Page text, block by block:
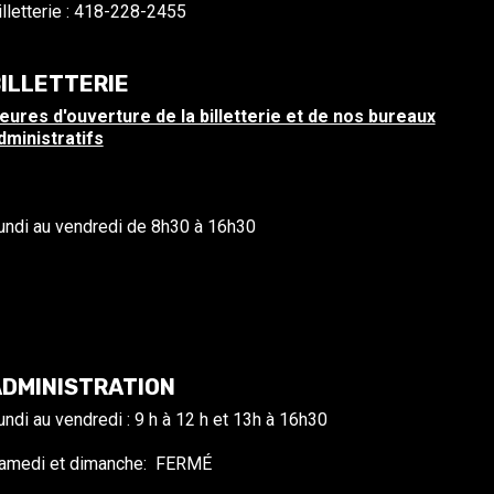
: 418-228-2455
d'ouverture de la billetterie et de nos bureaux
au vendredi de 8h30 à 16h30
au vendredi : 9 h à 12 h et 13h à 16h30
et dimanche: FERMÉ